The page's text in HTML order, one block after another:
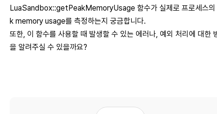
LuaSandbox::getPeakMemoryUsage 함수가 실제로 프로세스
k memory usage를 측정하는지 궁금합니다.
또한, 이 함수를 사용할 때 발생할 수 있는 에러나, 예외 처리에 대한
을 알려주실 수 있을까요?